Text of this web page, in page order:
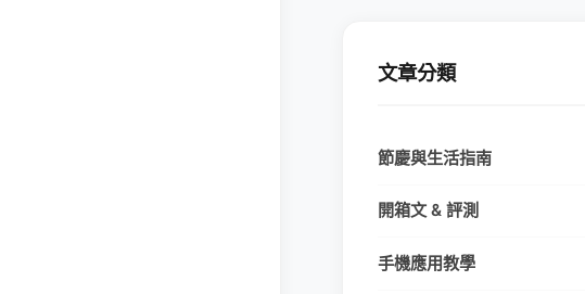
文章分類
節慶與生活指南
開箱文 & 評測
手機應用教學